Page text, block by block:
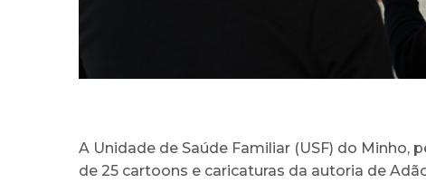
A Unidade de Saúde Familiar (USF) do Minho,
de 25 cartoons e caricaturas da autoria de